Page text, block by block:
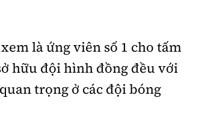
thao Công nghệ
là ứng viên số 1 cho tấm
hữu đội hình đồng đều với
trọng ở các đội bóng